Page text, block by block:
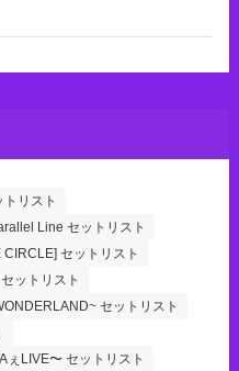
リスト
Line セットリスト
セットリスト
ットリスト
セットリスト
ぇLIVE〜 セットリスト